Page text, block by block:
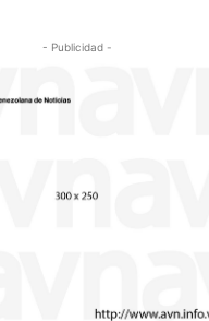
- Publicidad -